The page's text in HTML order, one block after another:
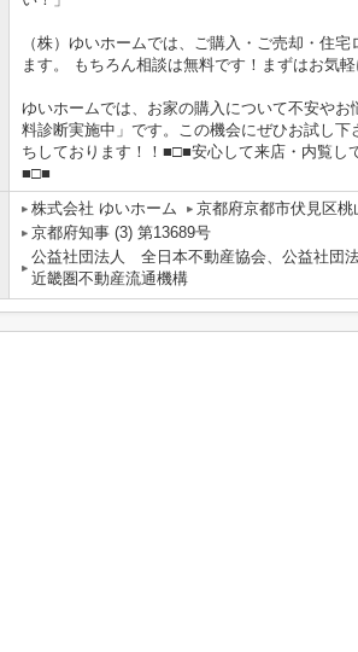
（株）ゆいホームでは、ご購入・ご売却・住
ます。 もちろん相談は無料です！まずはお気軽
ゆいホームでは、お家の購入について不安や
料診断実施中」です。この機会にぜひお試し
ちしております！！■□■安心して来店・内覧し
■□■
株式会社 ゆいホーム 京都府京都市伏見区桃
京都府知事 (3) 第13689号
公益社団法人 全日本不動産協会、公益社
近畿圏不動産流通機構